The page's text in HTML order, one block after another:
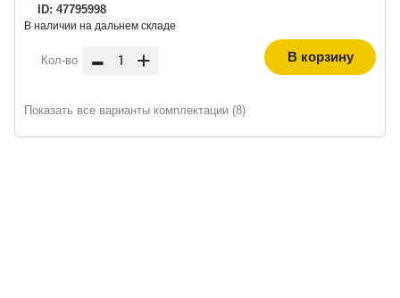
ID: 47795998
В наличии на дальнем складе
Кол-во - + В корзину
Показать все варианты комплектации (8)